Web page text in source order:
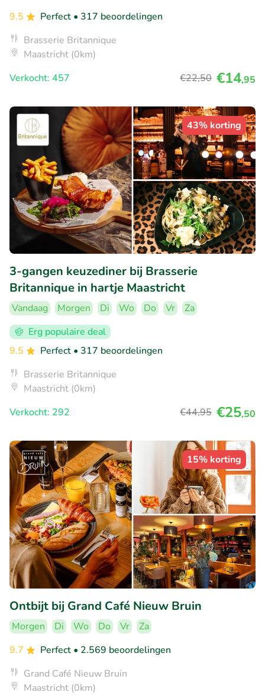
9.5 Perfect • 317 beoordelingen
Brasserie Britannique
Maastricht (0km)
Verkocht: 457
€22,50 €14,95
43% korting
3-gangen keuzediner bij Brasserie
Britannique in hartje Maastricht
Vandaag Morgen Di Wo Do Vr
Za
Erg populaire deal
9.5
Perfect • 317 beoordelingen
Brasserie Britannique
Maastricht (0km)
Verkocht: 292
€44,95 €25,50
15% korting
Ontbijt bij Grand Café Nieuw Bruin
Morgen Di Wo Do Vr
Za
9.7
Perfect • 2.569 beoordelingen
Grand Café Nieuw Bruin
Maastricht (0km)